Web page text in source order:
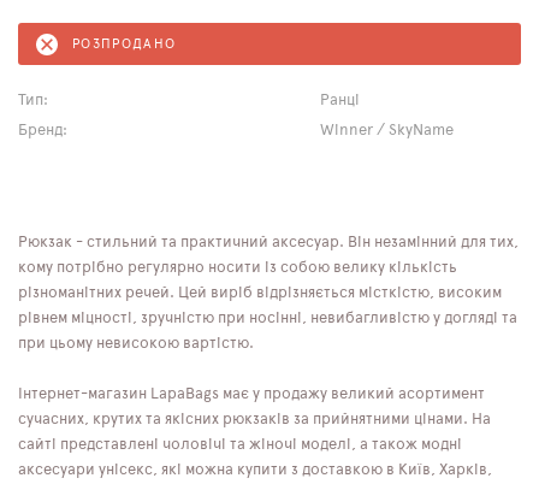
РОЗПРОДАНО
Тип:
Ранці
Бренд:
Winner / SkyName
Рюкзак - стильний та практичний аксесуар. Він незамінний для тих,
кому потрібно регулярно носити із собою велику кількість
різноманітних речей. Цей виріб відрізняється місткістю, високим
рівнем міцності, зручністю при носінні, невибагливістю у догляді та
при цьому невисокою вартістю.
Інтернет-магазин LapaBags має у продажу великий асортимент
сучасних, крутих та якісних рюкзаків за прийнятними цінами. На
сайті представлені чоловічі та жіночі моделі, а також модні
аксесуари унісекс, які можна купити з доставкою в Київ, Харків,